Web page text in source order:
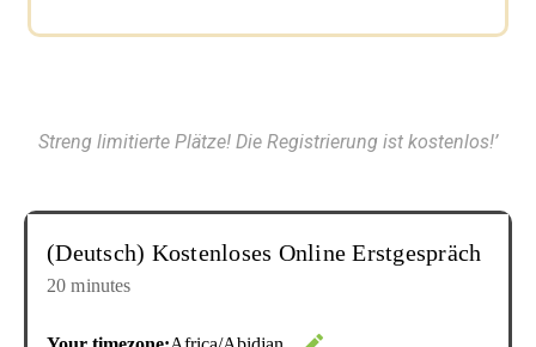
Streng limitierte Plätze! Die Registrierung ist kostenlos!’